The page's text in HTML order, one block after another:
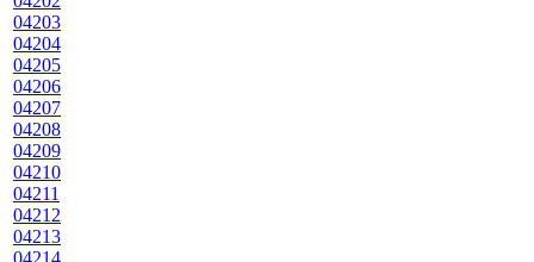
04203
04204
04205
04206
04207
04208
04209
04210
04211
04212
04213
04214